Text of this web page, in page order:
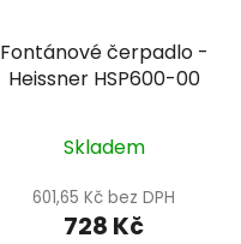
Fontánové čerpadlo -
Heissner HSP600-00
Skladem
601,65 Kč bez DPH
728 Kč